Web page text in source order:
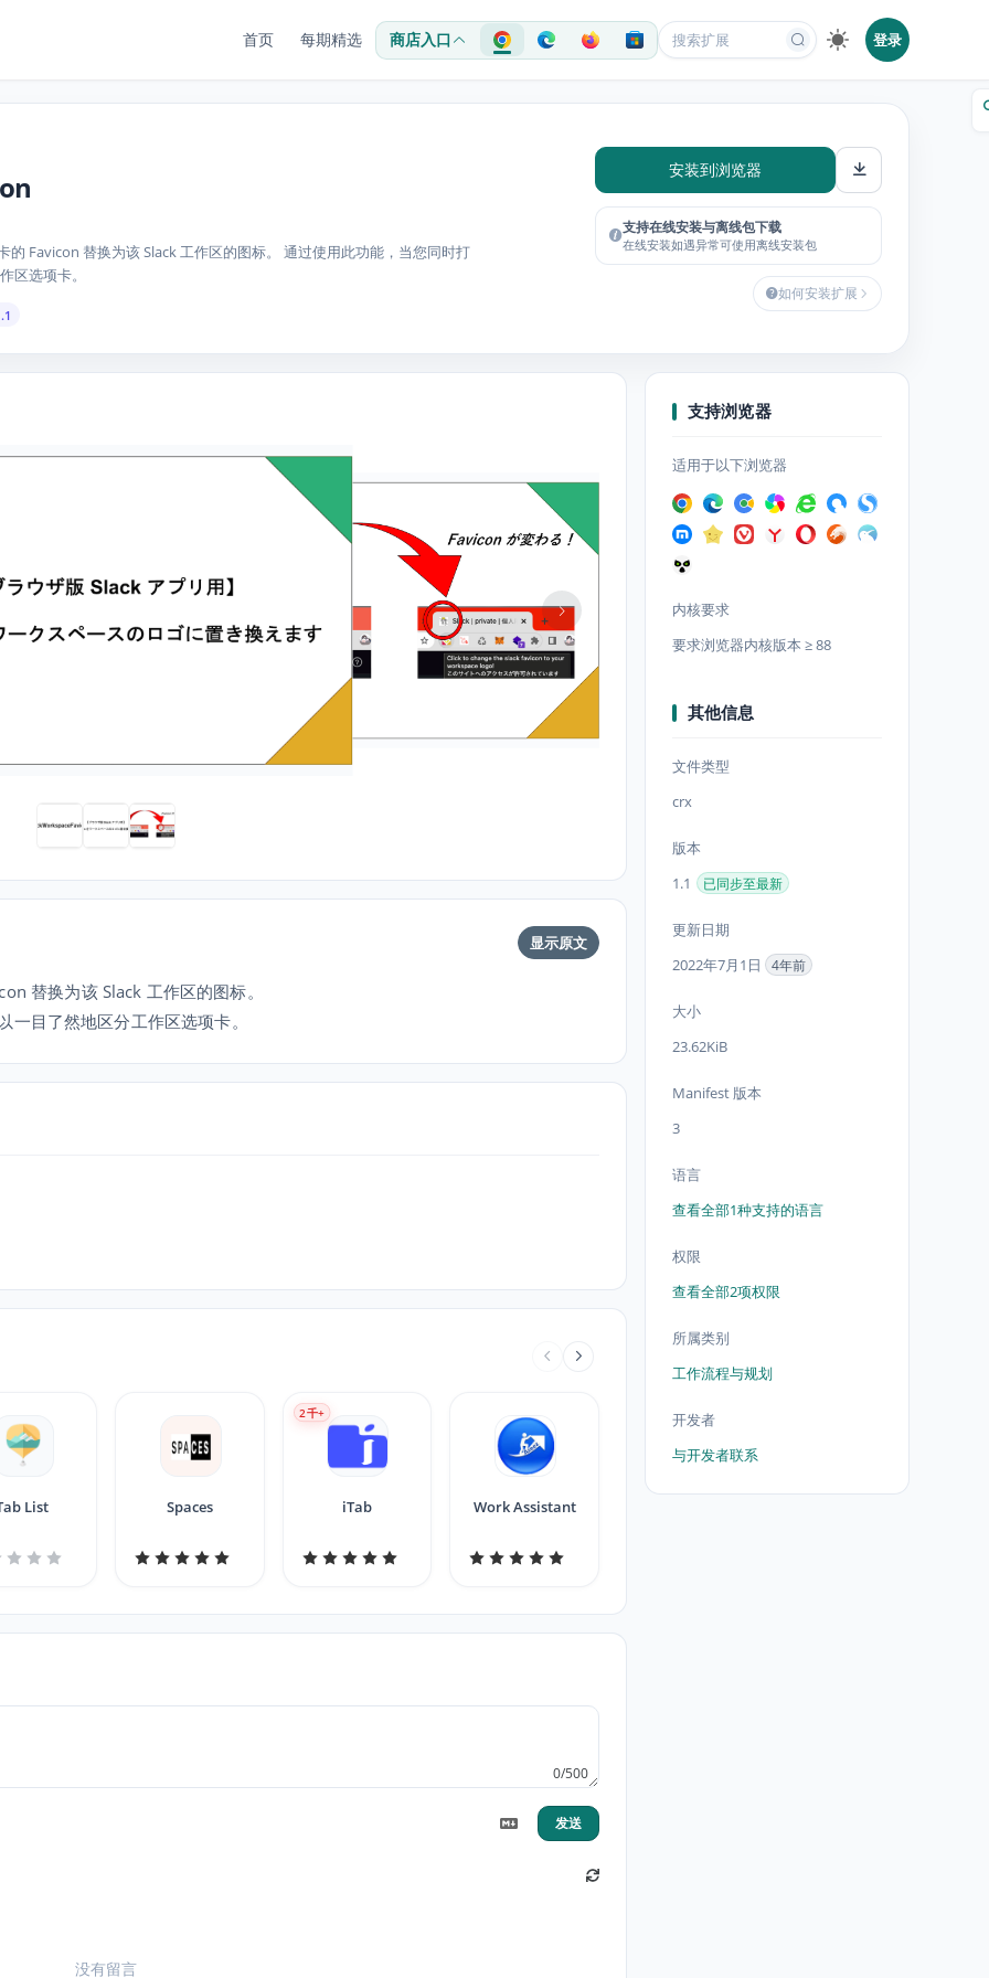
首页 每期精选 商店入口 登录
的 Favicon 替换为该 Slack 工作区的图标。 通过使用此功能，当您同时打
区选项卡。
安装到浏览器
支持在线安装与离线包下载
在线安装如遇异常可使用离线安装包
如何安装扩展
显示原文
替换为该 Slack 工作区的图标。
目了然地区分工作区选项卡。
List Spaces iTab
2千+
Work Assistant
0/500
发送
没有留言
支持浏览器
适用于以下浏览器
内核要求
要求浏览器内核版本 ≥ 88
其他信息
文件类型
crx
版本
1.1
已同步至最新
更新日期
2022年7月1日
4年前
大小
23.62KiB
Manifest 版本
3
语言
查看全部1种支持的语言
权限
查看全部2项权限
所属类别
工作流程与规划
开发者
与开发者联系